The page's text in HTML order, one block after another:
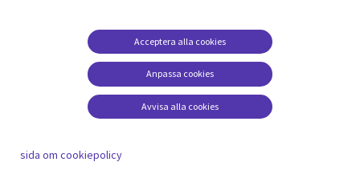
SWEDEN
Viewpoints
Legal
SWEDEN
Integritet och
dataskydd
Accessibility
Terms of Use
Anpassa cookies
Acceptera alla cookies
Avvisa alla cookies
sida om cookiepolicy